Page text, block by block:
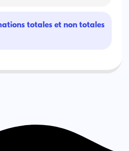
totales et non totales